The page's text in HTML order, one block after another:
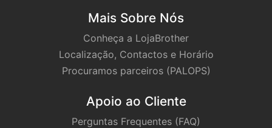
Mais Sobre Nós
Conheça a LojaBrother
Localização, Contactos e Horário
Procuramos parceiros (PALOPS)
Apoio ao Cliente
Perguntas Frequentes (FAQ)